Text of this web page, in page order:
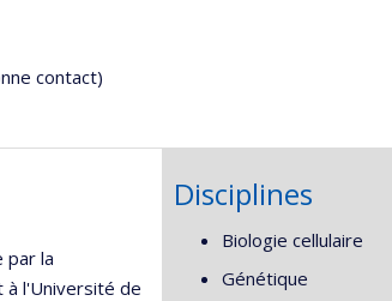
contact)
par la
à l'Université de
Disciplines
Biologie cellulaire
Génétique